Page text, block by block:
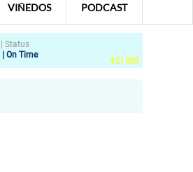
VIÑEDOS PODCAST
Status
On Time
4:21 HRS